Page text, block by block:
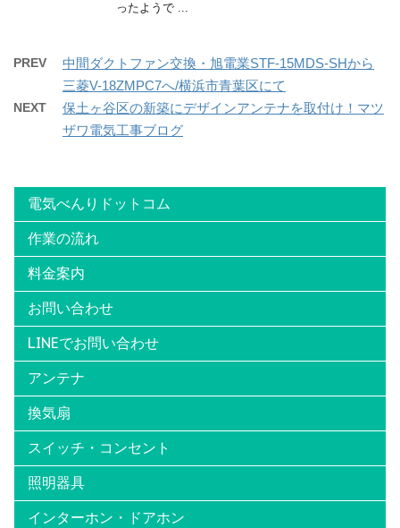
ったようで ...
PREV
中間ダクトファン交換・旭電業STF-15MDS-SHから
三菱V-18ZMPC7へ/横浜市青葉区にて
NEXT
保土ヶ谷区の新築にデザインアンテナを取付け！マツ
ザワ電気工事ブログ
電気べんりドットコム
作業の流れ
料金案内
お問い合わせ
LINEでお問い合わせ
アンテナ
換気扇
スイッチ・コンセント
照明器具
インターホン・ドアホン